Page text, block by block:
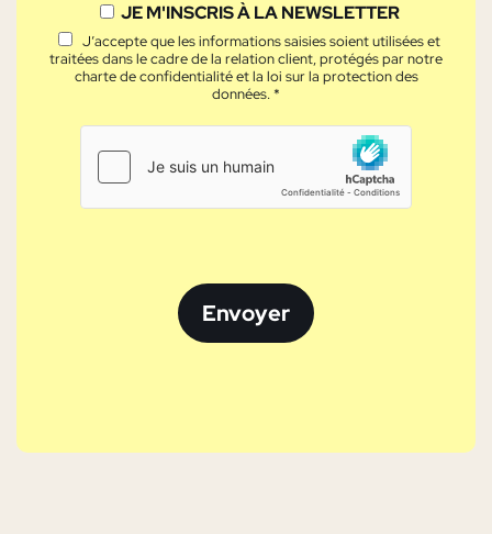
JE M'INSCRIS À LA NEWSLETTER
J’accepte que les informations saisies soient utilisées et
traitées dans le cadre de la relation client, protégés par notre
charte de confidentialité et la loi sur la protection des
données. *